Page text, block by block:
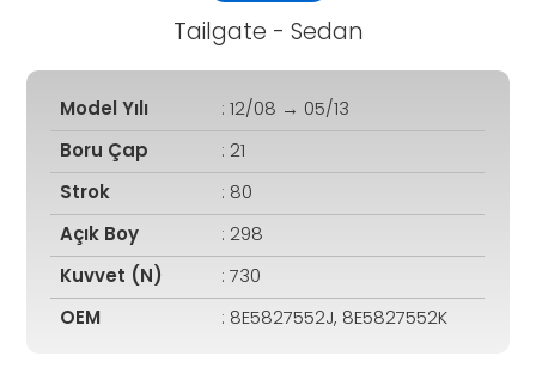
Tailgate - Sedan
Model Yılı : 12/08 → 05/13
Boru Çap : 21
Strok : 80
Açık Boy : 298
Kuvvet (N) : 730
OEM : 8E5827552J, 8E5827552K